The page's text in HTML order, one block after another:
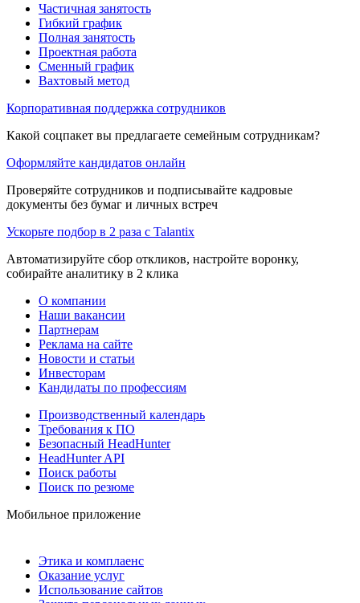
Частичная занятость
Гибкий график
Полная занятость
Проектная работа
Сменный график
Вахтовый метод
Корпоративная поддержка сотрудников
Какой соцпакет вы предлагаете семейным сотрудникам?
Оформляйте кандидатов онлайн
Проверяйте сотрудников и подписывайте кадровые
документы без бумаг и личных встреч
Ускорьте подбор в 2 раза с Talantix
Автоматизируйте сбор откликов, настройте воронку,
собирайте аналитику в 2 клика
О компании
Наши вакансии
Партнерам
Реклама на сайте
Новости и статьи
Инвесторам
Кандидаты по профессиям
Производственный календарь
Требования к ПО
Безопасный HeadHunter
HeadHunter API
Поиск работы
Поиск по резюме
Мобильное приложение
Этика и комплаенс
Оказание услуг
Использование сайтов